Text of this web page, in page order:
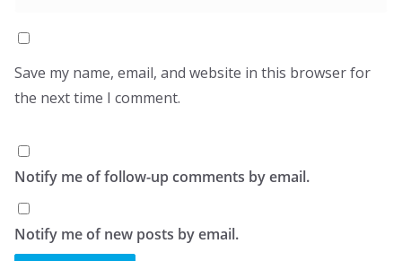
Save my name, email, and website in this browser for
the next time I comment.
Notify me of follow-up comments by email.
Notify me of new posts by email.